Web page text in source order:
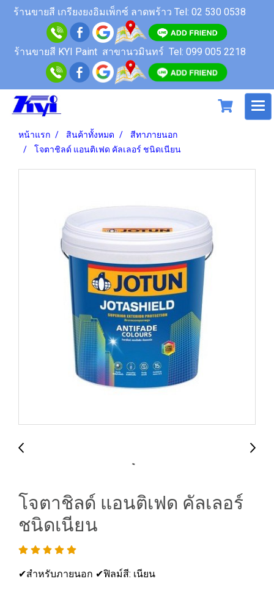
ร้านขายสี เกรียงยงอิมเพ็กซ์ ลาดพร้าว Tel: 02 530 0538
ร้านขายสี KYI Paint สาขานวมินทร์ Tel: 099 005 2218
หน้าแรก สินค้าทั้งหมด
สีทาภายนอก
โจตาชิลด์ แอนติเฟด คัลเลอร์ ชนิดเนียน
โจตาชิลด์ แอนติเฟด คัลเลอร์
ชนิดเนียน
✔สำหรับภายนอก ✔ฟิลม์สี: เนียน